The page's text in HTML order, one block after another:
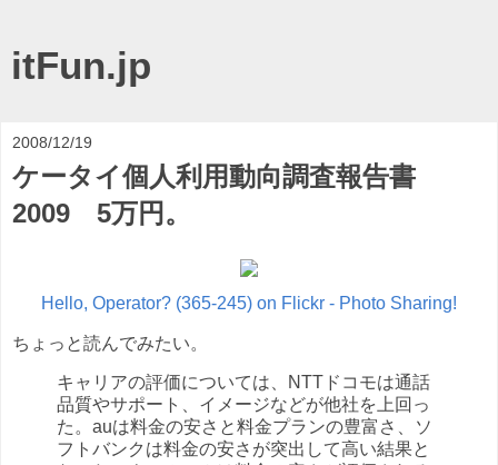
itFun.jp
2008/12/19
ケータイ個人利用動向調査報告書
2009 5万円。
Hello, Operator? (365-245) on Flickr - Photo Sharing!
ちょっと読んでみたい。
キャリアの評価については、NTTドコモは通話
品質やサポート、イメージなどが他社を上回っ
た。auは料金の安さと料金プランの豊富さ、ソ
フトバンクは料金の安さが突出して高い結果と